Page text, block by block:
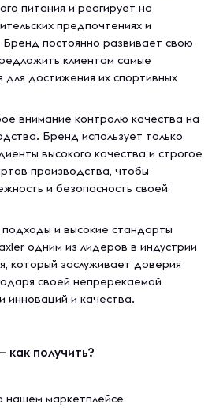
питания и реагирует на
предпочтениях и
постоянно развивает свою
клиентам самые
достижения их спортивных
внимание контролю качества на
Бренд использует только
высокого качества и строгое
производства, чтобы
и безопасность своей
и высокие стандарты
одним из лидеров в индустрии
который заслуживает доверия
своей непререкаемой
инноваций и качества.
как получить?
нашем маркетплейсе